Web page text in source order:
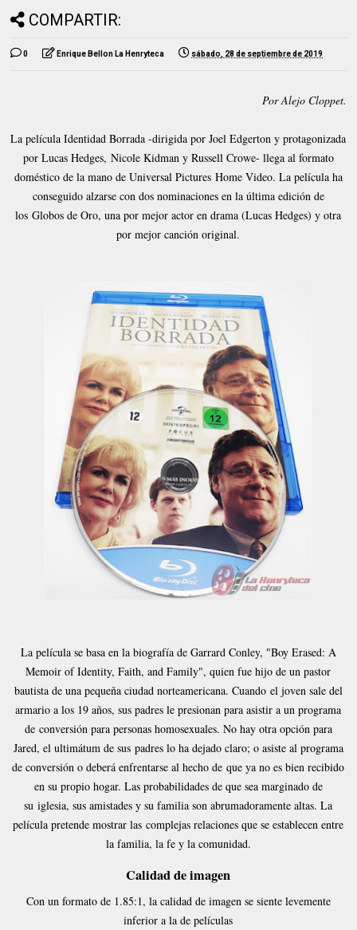
COMPARTIR:
0 Enrique Bellon La Henryteca sábado, 28 de septiembre de 2019
Por Alejo Cloppet.
La película Identidad Borrada -dirigida por Joel Edgerton y protagonizada
por Lucas Hedges, Nicole Kidman y Russell Crowe- llega al formato
doméstico de la mano de Universal Pictures Home Video. La película ha
conseguido alzarse con dos nominaciones en la última edición de
losGlobos de Oro, una por mejor actor en drama (Lucas Hedges) y otra
por mejor canción original.
La película se basa en la biografía de Garrard Conley, "Boy Erased: A
Memoir of Identity, Faith, and Family", quien fue hijo de un pastor
bautista de una pequeña ciudad norteamericana. Cuando el joven sale del
armario a los 19 años, sus padres le presionan para asistir a un programa
de conversión para personas homosexuales. No hay otra opción para
Jared, el ultimátum de sus padres lo ha dejado claro; o asiste al programa
de conversión o deberá enfrentarse al hecho deque ya no es bien recibido
en su propio hogar. Las probabilidades de que sea marginado de
suiglesia, sus amistades y su familia son abrumadoramente altas. La
película pretende mostrar lascomplejas relaciones que se establecen entre
la familia, la fe y la comunidad.
Calidad de imagen
Con un formato de 1.85:1, la calidad de imagen se siente levemente
inferior a la de películas